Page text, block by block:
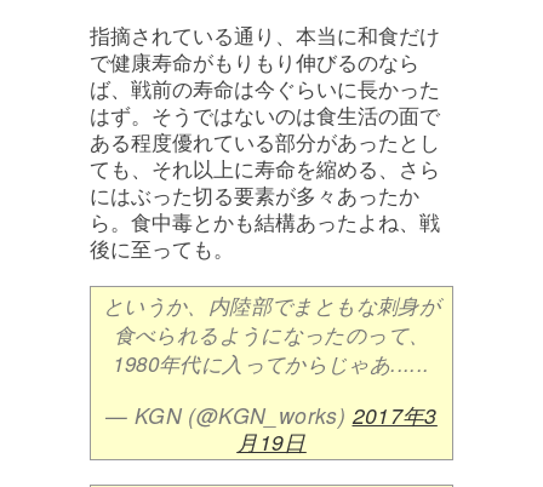
指摘されている通り、本当に和食だけ
で健康寿命がもりもり伸びるのなら
ば、戦前の寿命は今ぐらいに長かった
はず。そうではないのは食生活の面で
ある程度優れている部分があったとし
ても、それ以上に寿命を縮める、さら
にはぶった切る要素が多々あったか
ら。食中毒とかも結構あったよね、戦
後に至っても。
というか、内陸部でまともな刺身が
食べられるようになったのって、
1980年代に入ってからじゃあ......
— KGN (@KGN_works) 2017年3
月19日